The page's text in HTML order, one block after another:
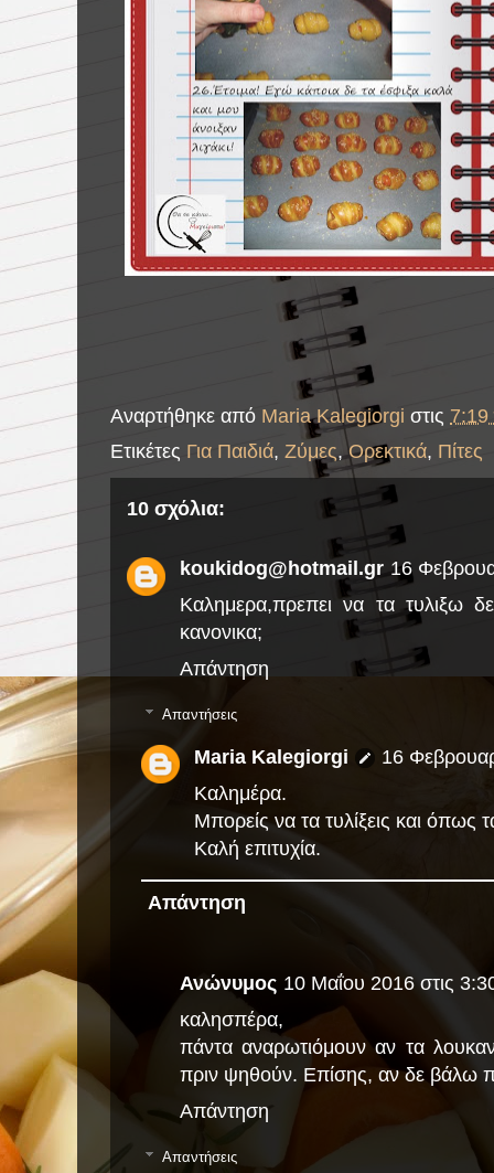
Αναρτήθηκε από Maria Kalegiorgi στις
Ετικέτες Για Παιδιά, Ζύμες,Ορεκτικά, Πίτες
10 σχόλια:
koukidog@hotmail.gr 16
Καλημερα,πρεπει να τα
κανονικα;
Απάντηση
Απαντήσεις
Maria Kalegiorgi
16
Καλημέρα.
Μπορείς να τα τυλίξεις και όπως
Καλή επιτυχία.
Απάντηση
Ανώνυμος 10 Μαΐου 2016 στις
καλησπέρα,
πάντα αναρωτιόμουν αν τα
πριν ψηθούν. Επίσης, αν δε βάλω
Απάντηση
Απαντήσεις